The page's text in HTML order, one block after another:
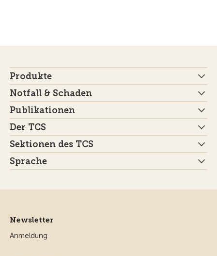
Produkte
Notfall & Schaden
Publikationen
Der TCS
Sektionen des TCS
Sprache
Newsletter
Anmeldung